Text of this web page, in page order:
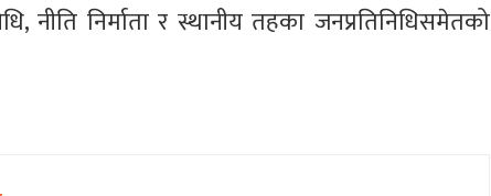
नीति निर्माता र स्थानीय तहका जनप्रतिनिधिसमेतको